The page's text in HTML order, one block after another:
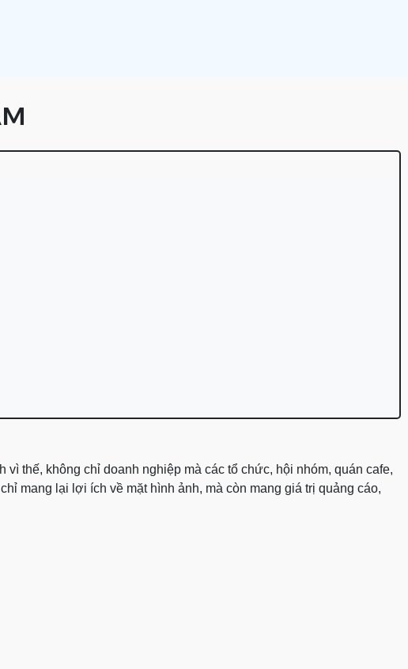
thế, không chỉ doanh nghiệp mà các tổ chức, hội nhóm, quán cafe,
mang lại lợi ích về mặt hình ảnh, mà còn mang giá trị quảng cáo,